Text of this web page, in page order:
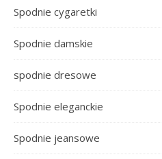
Spodnie cygaretki
Spodnie damskie
spodnie dresowe
Spodnie eleganckie
Spodnie jeansowe